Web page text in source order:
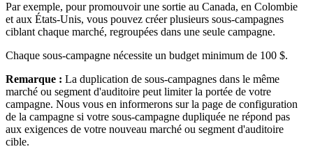
Par exemple, pour promouvoir une sortie au Canada, en Colombie
et aux États-Unis, vous pouvez créer plusieurs sous-campagnes
ciblant chaque marché, regroupées dans une seule campagne.
Chaque sous-campagne nécessite un budget minimum de 100 $.
Remarque : La duplication de sous-campagnes dans le même
marché ou segment d'auditoire peut limiter la portée de votre
campagne. Nous vous en informerons sur la page de configuration
de la campagne si votre sous-campagne dupliquée ne répond pas
aux exigences de votre nouveau marché ou segment d'auditoire
cible.